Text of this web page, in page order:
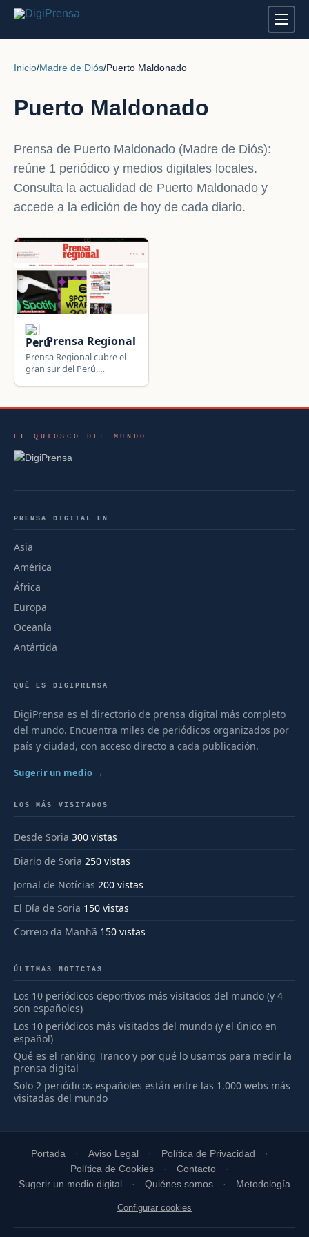
Inicio/Madre de Diós/Puerto Maldonado
Puerto Maldonado
Prensa de Puerto Maldonado (Madre de Diós):
reúne 1 periódico y medios digitales locales.
Consulta la actualidad de Puerto Maldonado y
accede a la edición de hoy de cada diario.
Prensa Regional
Prensa Regional cubre el
gran sur del Perú,
EL QUIOSCO DEL MUNDO
PRENSA DIGITAL EN
Asia
América
África
Europa
Oceanía
Antártida
QUÉ ES DIGIPRENSA
DigiPrensa es el directorio de prensa digital más completo
del mundo. Encuentra miles de periódicos organizados por
país y ciudad, con acceso directo a cada publicación.
Sugerir un medio →
LOS MÁS VISITADOS
Desde Soria 300 vistas
Diario de Soria 250 vistas
Jornal de Notícias 200 vistas
El Día de Soria 150 vistas
Correio da Manhã 150 vistas
ÚLTIMAS NOTICIAS
Los 10 periódicos deportivos más visitados del mundo (y 4
son españoles)
Los 10 periódicos más visitados del mundo (y el único en
español)
Qué es el ranking Tranco y por qué lo usamos para medir la
prensa digital
Solo 2 periódicos españoles están entre las 1.000 webs más
visitadas del mundo
Portada Aviso Legal
Política de Privacidad
Política de Cookies
Contacto
Sugerir un medio digital
Quiénes somos Metodología
Configurar cookies